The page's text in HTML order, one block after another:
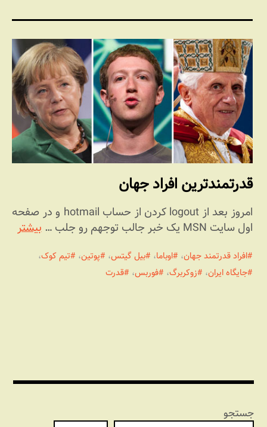
قدرتمندترین افراد جهان
امروز بعد از logout کردن از حساب hotmail و در صفحه
اول سایت MSN یک خبر جالب توجهم رو جلب …
بیشتر
افراد قدرتمند جهان، اوباما، بیل گیتس، پوتین، تیم کوک،
جایگاه ایران، زوکربرگ، فوربس، قدرت
جستجو